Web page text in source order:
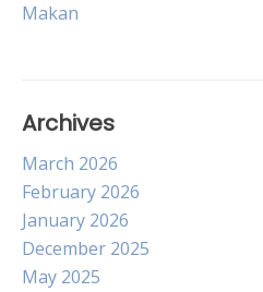
navigation
Makan
Archives
March 2026
February 2026
January 2026
December 2025
May 2025